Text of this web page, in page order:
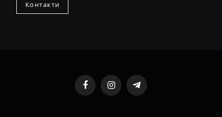
Контакти
FacebookInstagramTelegram